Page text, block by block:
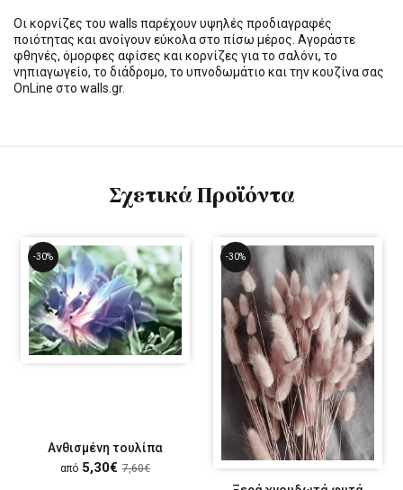
Οι κορνίζες του walls παρέχουν υψηλές προδιαγραφές
ποιότητας και ανοίγουν εύκολα στο πίσω μέρος. Αγοράστε
φθηνές, όμορφες αφίσες και κορνίζες για το σαλόνι, το
νηπιαγωγείο, το διάδρομο, το υπνοδωμάτιο και την κουζίνα σας
OnLine στο walls.gr.
Σχετικά Προϊόντα
-30%
Ανθισμένη τουλίπα
από 5,30€ 7,60€
-30%